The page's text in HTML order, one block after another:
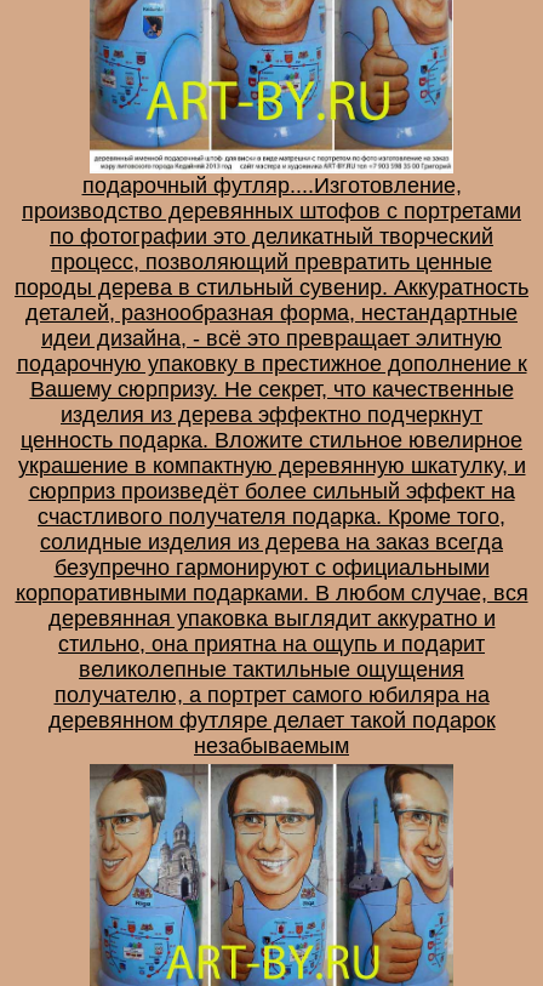
подарочный футляр....Изготовление,
производство деревянных штофов с портретами
по фотографии это деликатный творческий
процесс, позволяющий превратить ценные
породы дерева в стильный сувенир. Аккуратность
деталей, разнообразная форма, нестандартные
идеи дизайна, - всё это превращает элитную
подарочную упаковку в престижное дополнение к
Вашему сюрпризу. Не секрет, что качественные
изделия из дерева эффектно подчеркнут
ценность подарка. Вложите стильное ювелирное
украшение в компактную деревянную шкатулку, и
сюрприз произведёт более сильный эффект на
счастливого получателя подарка. Кроме того,
солидные изделия из дерева на заказ всегда
безупречно гармонируют с официальными
корпоративными подарками. В любом случае, вся
деревянная упаковка выглядит аккуратно и
стильно, она приятна на ощупь и подарит
великолепные тактильные ощущения
получателю, а портрет самого юбиляра на
деревянном футляре делает такой подарок
незабываемым